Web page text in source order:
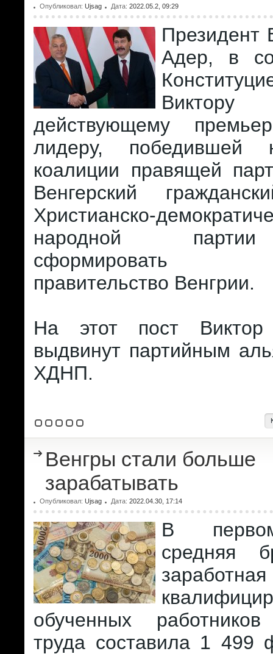
Опубликовал: Ujsag Дата: 2022.05.2, 09:29
Президент
Адер, в
действующему
лидеру, победившей
коалиции правящей
Венгерский
Христианско-
народной
сформировать
правительство Венгрии.
На этот пост
выдвинут партийным
ХДНП.
Венгры стали больше
зарабатывать
Опубликовал: Ujsag Дата: 2022.04.30, 17:14
В
средняя
обученных работников
труда составила 1 499